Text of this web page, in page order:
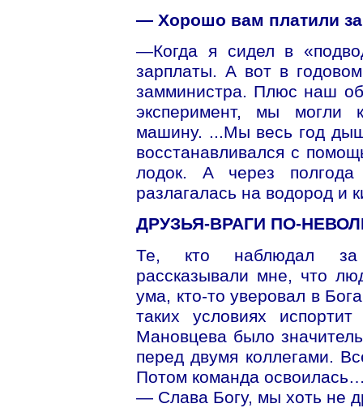
— Хорошо вам платили
—Когда я сидел в
зарплаты. А вот в
замминистра. Плюс наш
эксперимент, мы могли
машину. ...Мы весь год
восстанавливался с
лодок. А через полгода
разлагалась на водород и
ДРУЗЬЯ-ВРАГИ ПО-
Те, кто наблюдал за
рассказывали мне, что
ума, кто-то уверовал в
таких условиях
Мановцева было
перед двумя коллегами.
Потом команда
— Слава Богу, мы хоть не